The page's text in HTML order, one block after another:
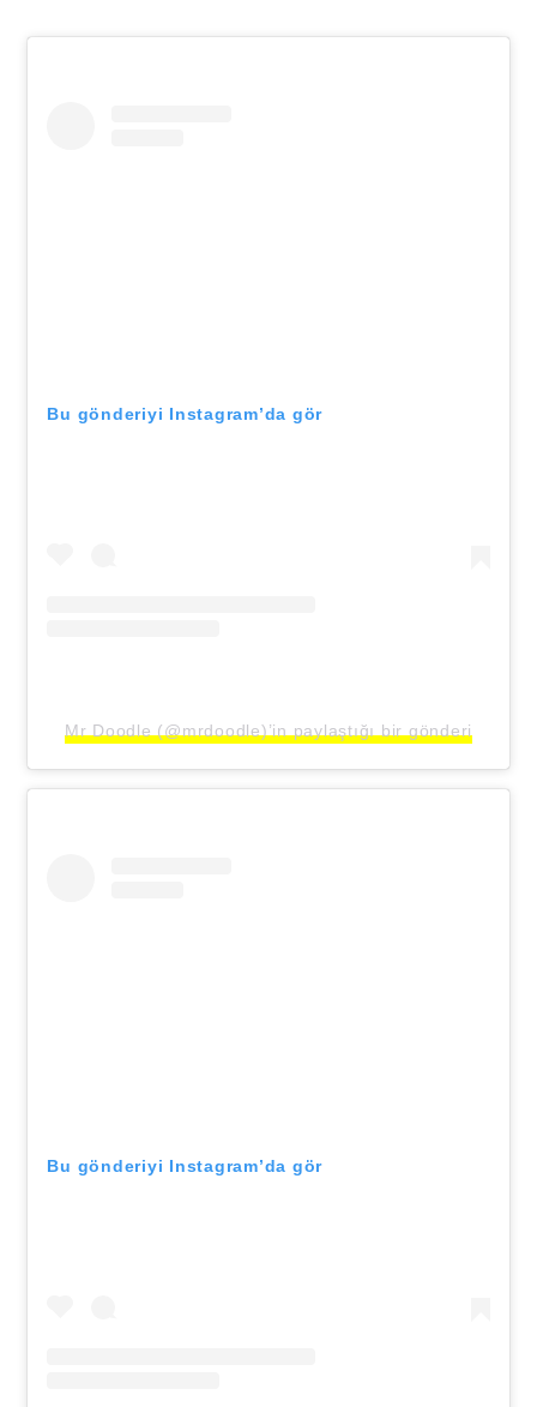
Bu gönderiyi Instagram’da gör
Mr Doodle (@mrdoodle)’in paylaştığı bir gönderi
Bu gönderiyi Instagram’da gör